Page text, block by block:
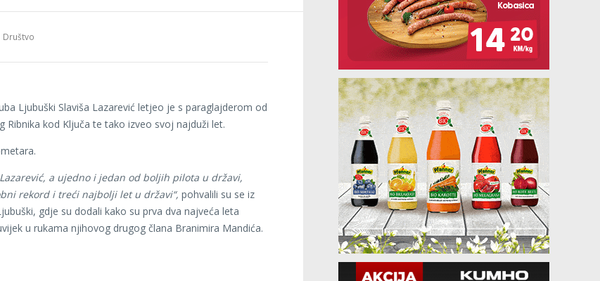
Društvo
Ljubuški Slaviša Lazarević letjeo je s paraglajderom od
Ribnika kod Ključa te tako izveo svoj najduži let.
a ujedno i jedan od boljih pilota u državi,
rekord i treći najbolji let u državi“, pohvalili su se iz
gdje su dodali kako su prva dva najveća leta
u rukama njihovog drugog člana Branimira Mandića.